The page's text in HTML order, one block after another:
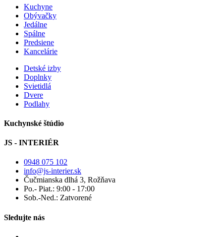
Kuchyne
Obývačky
Jedálne
Spálne
Predsiene
Kancelárie
Detské izby
Doplnky
Svietidlá
Dvere
Podlahy
Kuchynské štúdio
JS - INTERIÉR
0948 075 102
info@js-interier.sk
Čučmianska dlhá 3, Rožňava
Po.- Piat.: 9:00 - 17:00
Sob.-Ned.: Zatvorené
Sledujte nás